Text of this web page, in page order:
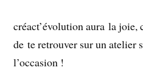
créact’évolution aura la joie,
de te retrouver sur un atelier
l’occasion !